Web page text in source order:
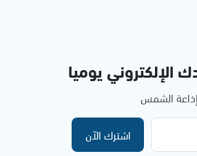
الإلكتروني يوميا
الشمس
اشترك الآن